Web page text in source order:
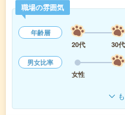
職場の雰囲気
年齢層
20代
30代
男女比率
女性